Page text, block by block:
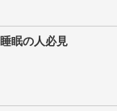
眠の人必見